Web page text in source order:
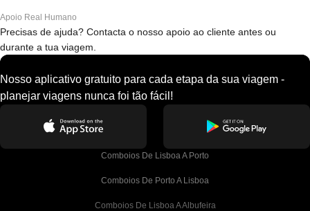
Apoio Real Humano
Precisas de ajuda? Contacta o nosso apoio ao cliente antes ou
durante a tua viagem.
Nosso aplicativo gratuito para cada etapa da sua viagem -
planejar viagens nunca foi tão fácil!
Comboios De Lisboa A Porto
Comboios De Porto A Lisboa
Comboios De Lisboa A Albufeira